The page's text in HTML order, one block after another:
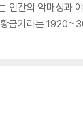
인간의 악마성
금기라는